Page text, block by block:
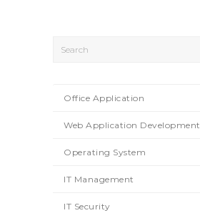
Office Application
Web Application Development
Operating System
IT Management
IT Security